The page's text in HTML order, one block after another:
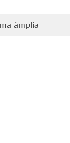
àmplia